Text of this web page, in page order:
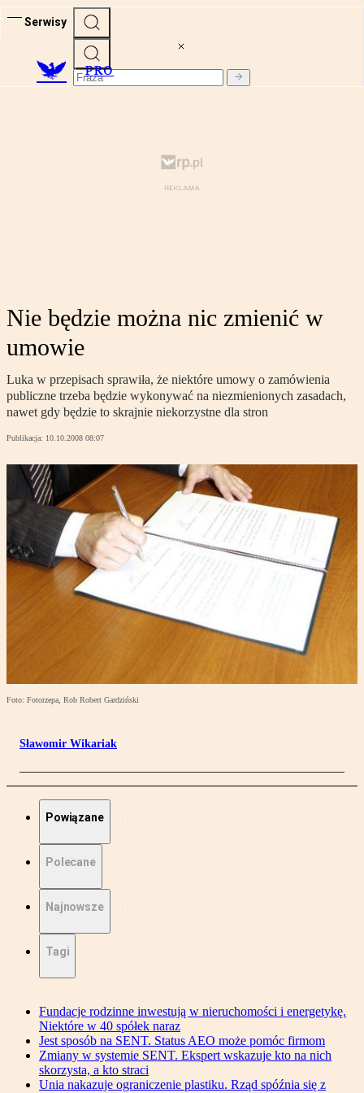
Serwisy
PRO
Nie będzie można nic zmienić w
umowie
Luka w przepisach sprawiła, że niektóre umowy o zamówienia
publiczne trzeba będzie wykonywać na niezmienionych zasadach,
nawet gdy będzie to skrajnie niekorzystne dla stron
Publikacja: 10.10.2008 08:07
Foto: Fotorzepa, Rob Robert Gardziński
Sławomir Wikariak
Powiązane
Polecane
Najnowsze
Tagi
Fundacje rodzinne inwestują w nieruchomości i energetykę.
Niektóre w 40 spółek naraz
Jest sposób na SENT. Status AEO może pomóc firmom
Zmiany w systemie SENT. Ekspert wskazuje kto na nich
skorzysta, a kto straci
Unia nakazuje ograniczenie plastiku. Rząd spóźnia się z